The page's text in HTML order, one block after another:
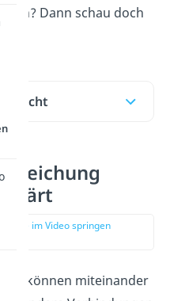
Dann schau doch
Stelle im Video springen
können miteinander